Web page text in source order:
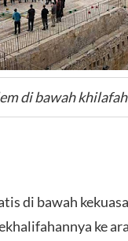
di bawah
di bawah
ke